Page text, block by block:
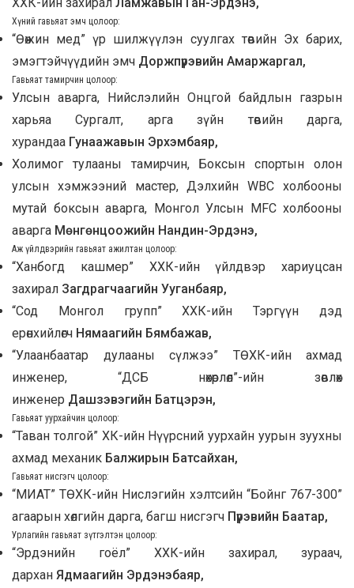
Хүний гавьяат эмч цолоор:
“Өөжин мед” үр шилжүүлэн суулгах төвийн Эх барих,
эмэгтэйчүүдийн эмч Доржпүрэвийн Амаржаргал,
Гавьяат тамирчин цолоор:
Улсын аварга, Нийслэлийн Онцгой байдлын газрын
харьяа Сургалт, арга зүйн төвийн дарга,
хурандаа Гунаажавын Эрхэмбаяр,
Холимог тулааны тамирчин, Боксын спортын олон
улсын хэмжээний мастер, Дэлхийн WBC холбооны
мутай боксын аварга, Монгол Улсын MFC холбооны
аварга Мөнгөнцоожийн Нандин-Эрдэнэ,
Аж үйлдвэрийн гавьяат ажилтан цолоор:
“Ханбогд кашмер” ХХК-ийн үйлдвэр хариуцсан
захирал Загдрагчаагийн Ууганбаяр,
“Сод Монгол групп” ХХК-ийн Тэргүүн дэд
ерөнхийлөгч Нямаагийн Бямбажав,
“Улаанбаатар дулааны сүлжээ” ТӨХК-ийн ахмад
инженер, “ДСБ нөхөрлөл”-ийн зөвлөх
инженер Дашзэвэгийн Батцэрэн,
Гавьяат уурхайчин цолоор:
“Таван толгой” ХК-ийн Нүүрсний уурхайн уурын зуухны
ахмад механик Балжирын Батсайхан,
Гавьяат нисгэгч цолоор:
“МИАТ” ТӨХК-ийн Нислэгийн хэлтсийн “Бойнг 767-300”
агаарын хөлгийн дарга, багш нисгэгч Пүрэвийн Баатар,
Урлагийн гавьяат зүтгэлтэн цолоор:
“Эрдэнийн гоёл” ХХК-ийн захирал, зураач,
дархан Ядмаагийн Эрдэнэбаяр,